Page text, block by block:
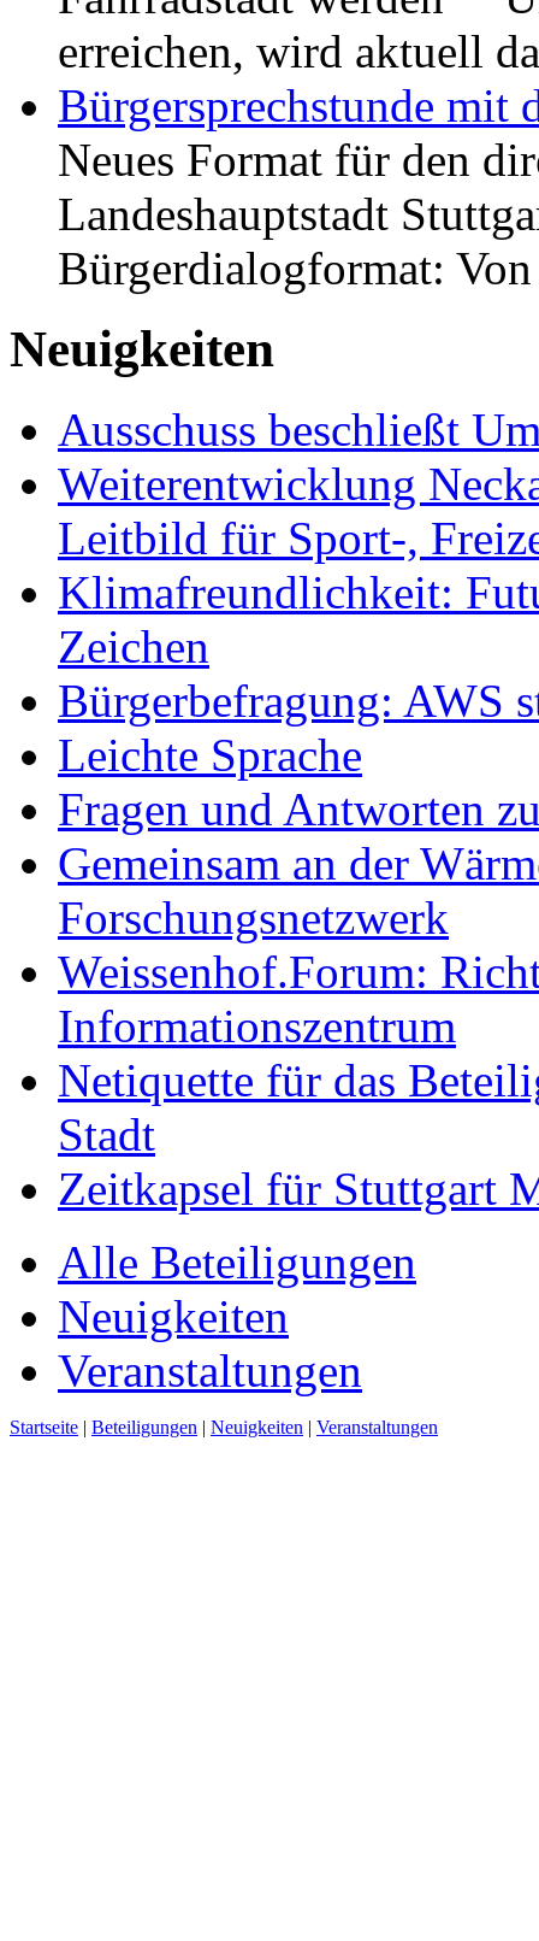
erreichen, wird aktuell
Bürgersprechstunde mit
Neues Format für den
Landeshauptstadt
Bürgerdialogformat:
Neuigkeiten
Ausschuss beschließt
Weiterentwicklung
Leitbild für Sport-,
Klimafreundlichkeit:
Zeichen
Bürgerbefragung: AWS
Leichte Sprache
Fragen und Antworten
Gemeinsam an der
Forschungsnetzwerk
Weissenhof.Forum:
Informationszentrum
Netiquette für das
Stadt
Zeitkapsel für Stuttgart
Alle Beteiligungen
Neuigkeiten
Veranstaltungen
Startseite | Beteiligungen | Neuigkeiten | Veranstaltungen